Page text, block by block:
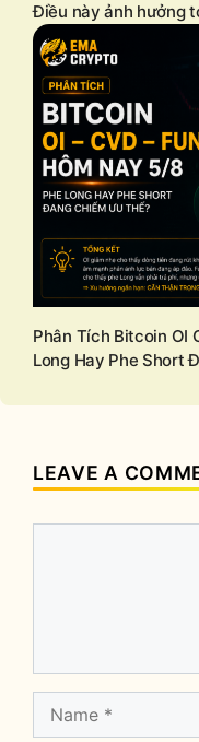
Điều này ảnh hưởng
Phân Tích Bitcoin OI
Long Hay Phe Short
LEAVE A
Name